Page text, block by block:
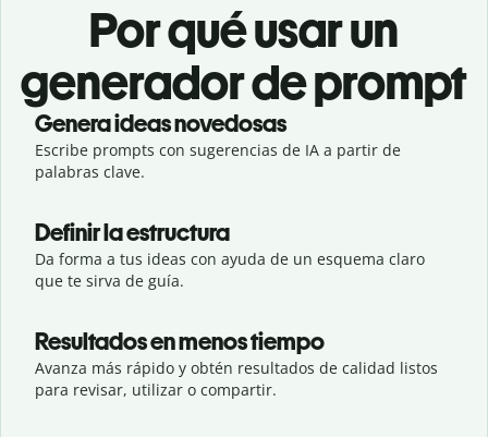
Por qué usar un
generador de prompt
Genera ideas novedosas
Escribe prompts con sugerencias de IA a partir de
palabras clave.
Definir la estructura
Da forma a tus ideas con ayuda de un esquema claro
que te sirva de guía.
Resultados en menos tiempo
Avanza más rápido y obtén resultados de calidad listos
para revisar, utilizar o compartir.